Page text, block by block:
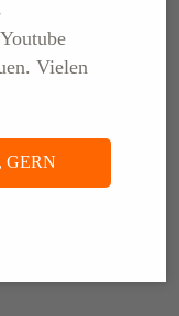
zur
Zukunft
Vielen
GERN